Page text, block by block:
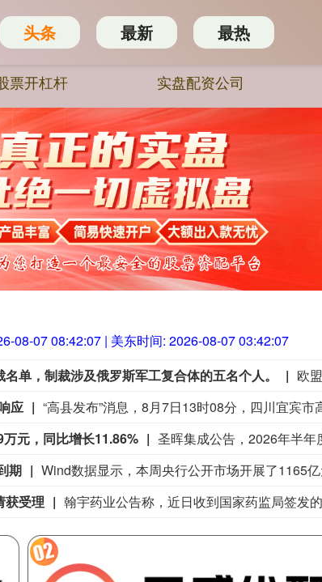
票开杠杆 实盘配资公司
08-07 08:42:09 | 美东时间: 2026-08-07 03:42:09
单，制裁涉及俄罗斯军工复合体的五名个人。
应
元，同比增长11.86%
期
获受理
头条 最新 最热